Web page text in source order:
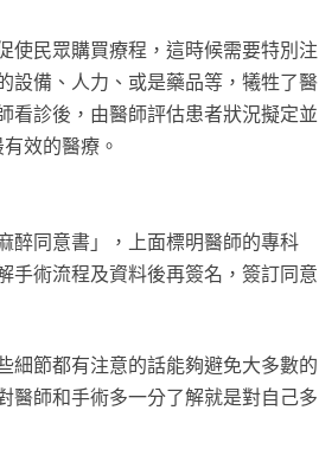
使民眾購買療程，這時候需要特別注
設備、人力、或是藥品等，犧牲了醫
看診後，由醫師評估患者狀況擬定並
效的醫療。
醉同意書」，上面標明醫師的專科
手術流程及資料後再簽名，簽訂同意
細節都有注意的話能夠避免大多數的
醫師和手術多一分了解就是對自己多